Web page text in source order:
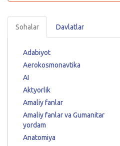
Sohalar Davlatlar
Adabiyot
Aerokosmonavtika
AI
Aktyorlik
Amaliy fanlar
Amaliy fanlar va Gumanitar
yordam
Anatomiya